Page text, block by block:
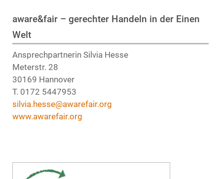
aware&fair – gerechter Handeln in der Einen
Welt
Ansprechpartnerin Silvia Hesse
Meterstr. 28
30169 Hannover
T. 0172 5447953
silvia.hesse@awarefair.org
www.awarefair.org